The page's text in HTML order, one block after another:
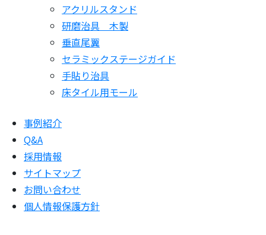
アクリルスタンド
研磨治具 木製
垂直尾翼
セラミックステージガイド
手貼り治具
床タイル用モール
事例紹介
Q&A
採用情報
サイトマップ
お問い合わせ
個人情報保護方針